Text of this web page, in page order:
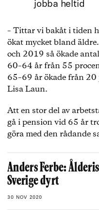
jobba heltid
– Tittar vi bakåt i tiden
ökat mycket bland
och 2019 så ökade
60–64 år från 55
65–69 år ökade från
Lisa Laun.
Att en stor del av
gå i pension vid 65 år
göra med den rådande
Anders Ferbe:
Sverige dyrt
30 NOV 2020